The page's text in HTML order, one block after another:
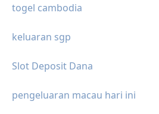
togel cambodia
keluaran sgp
Slot Deposit Dana
pengeluaran macau hari ini